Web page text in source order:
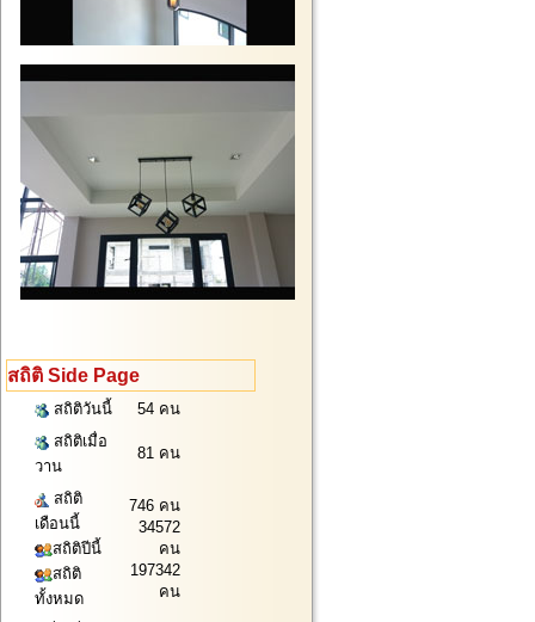
สถิติ Side Page
สถิติวันนี้
54 คน
สถิติเมื่อ
วาน
81 คน
สถิติ
เดือนนี้
สถิติปีนี้
สถิติ
ทั้งหมด
746 คน
34572
คน
197342
คน